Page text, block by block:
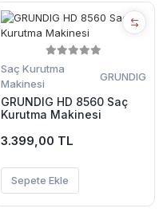
Saç Kurutma
Makinesi
GRUNDIG
GRUNDIG HD 8560 Saç
Kurutma Makinesi
3.399,00 TL
Sepete Ekle